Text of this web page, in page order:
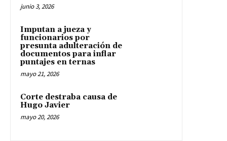
junio 3, 2026
Imputan a jueza y
funcionarios por
presunta adulteración de
documentos para inflar
puntajes en ternas
mayo 21, 2026
Corte destraba causa de
Hugo Javier
mayo 20, 2026